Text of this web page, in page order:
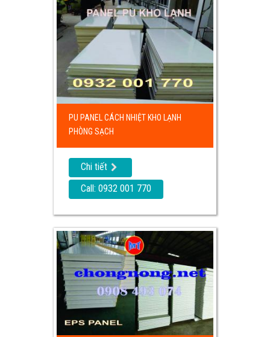
PU PANEL CÁCH NHIỆT KHO LẠNH
PHÒNG SẠCH
Chi tiết
Call: 0932 001 770